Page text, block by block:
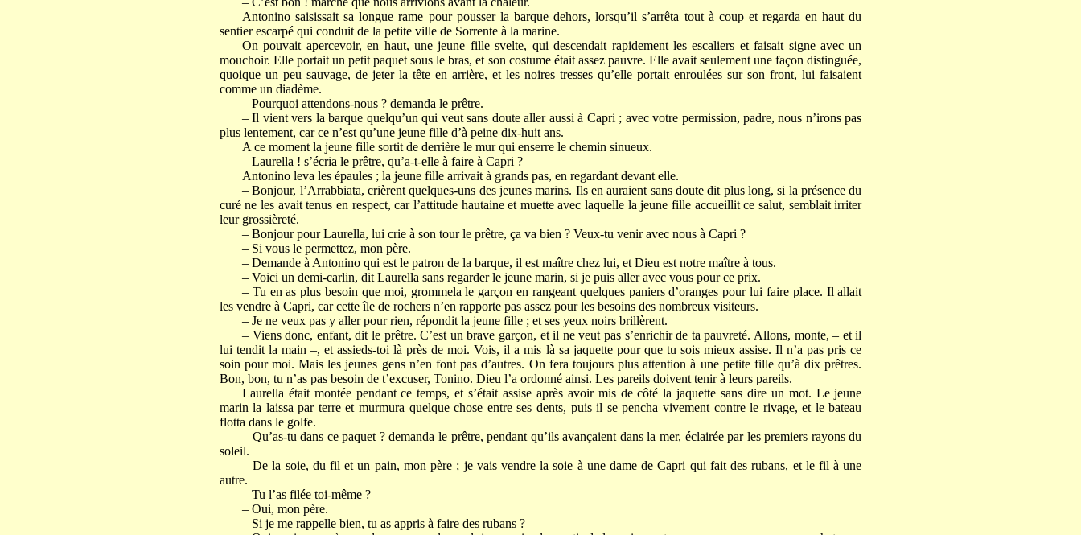
Antonino saisissait sa longue rame pour pousser la barque dehors, lorsqu’il s’arrêta tout à coup et regarda en haut du
sentier escarpé qui conduit de la petite ville de Sorrente à la marine.
On pouvait apercevoir, en haut, une jeune fille svelte, qui descendait rapidement les escaliers et faisait signe avec un
mouchoir. Elle portait un petit paquet sous le bras, et son costume était assez pauvre. Elle avait seulement une façon distinguée,
quoique un peu sauvage, de jeter la tête en arrière, et les noires tresses qu’elle portait enroulées sur son front, lui faisaient
comme un diadème.
– Pourquoi attendons-nous ? demanda le prêtre.
– Il vient vers la barque quelqu’un qui veut sans doute aller aussi à Capri ; avec votre permission, padre, nous n’irons pas
plus lentement, car ce n’est qu’une jeune fille d’à peine dix-huit ans.
A ce moment la jeune fille sortit de derrière le mur qui enserre le chemin sinueux.
– Laurella ! s’écria le prêtre, qu’a-t-elle à faire à Capri ?
Antonino leva les épaules ; la jeune fille arrivait à grands pas, en regardant devant elle.
– Bonjour, l’Arrabbiata, crièrent quelques-uns des jeunes marins. Ils en auraient sans doute dit plus long, si la présence du
curé ne les avait tenus en respect, car l’attitude hautaine et muette avec laquelle la jeune fille accueillit ce salut, semblait irriter
leur grossièreté.
– Bonjour pour Laurella, lui crie à son tour le prêtre, ça va bien ? Veux-tu venir avec nous à Capri ?
– Si vous le permettez, mon père.
– Demande à Antonino qui est le patron de la barque, il est maître chez lui, et Dieu est notre maître à tous.
– Voici un demi-carlin, dit Laurella sans regarder le jeune marin, si je puis aller avec vous pour ce prix.
– Tu en as plus besoin que moi, grommela le garçon en rangeant quelques paniers d’oranges pour lui faire place. Il allait
les vendre à Capri, car cette île de rochers n’en rapporte pas assez pour les besoins des nombreux visiteurs.
– Je ne veux pas y aller pour rien, répondit la jeune fille ; et ses yeux noirs brillèrent.
– Viens donc, enfant, dit le prêtre. C’est un brave garçon, et il ne veut pas s’enrichir de ta pauvreté. Allons, monte, – et il
lui tendit la main –, et assieds-toi là près de moi. Vois, il a mis là sa jaquette pour que tu sois mieux assise. Il n’a pas pris ce
soin pour moi. Mais les jeunes gens n’en font pas d’autres. On fera toujours plus attention à une petite fille qu’à dix prêtres.
Bon, bon, tu n’as pas besoin de t’excuser, Tonino. Dieu l’a ordonné ainsi. Les pareils doivent tenir à leurs pareils.
Laurella était montée pendant ce temps, et s’était assise après avoir mis de côté la jaquette sans dire un mot. Le jeune
marin la laissa par terre et murmura quelque chose entre ses dents, puis il se pencha vivement contre le rivage, et le bateau
flotta dans le golfe.
– Qu’as-tu dans ce paquet ? demanda le prêtre, pendant qu’ils avançaient dans la mer, éclairée par les premiers rayons du
soleil.
– De la soie, du fil et un pain, mon père ; je vais vendre la soie à une dame de Capri qui fait des rubans, et le fil à une
autre.
– Tu l’as filée toi-même ?
– Oui, mon père.
– Si je me rappelle bien, tu as appris à faire des rubans ?